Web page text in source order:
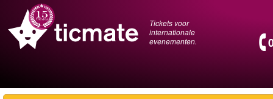
Tickets voor
internationale
evenementen.